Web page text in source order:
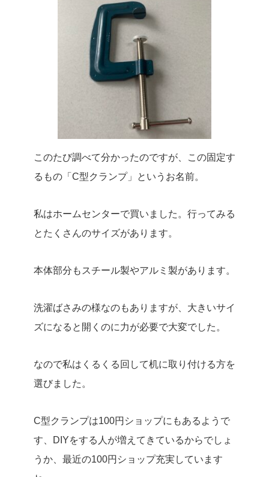
このたび調べて分かったのですが、この固定す
るもの「C型クランプ」というお名前。
私はホームセンターで買いました。行ってみる
とたくさんのサイズがあります。
本体部分もスチール製やアルミ製があります。
洗濯ばさみの様なのもありますが、大きいサイ
ズになると開くのに力が必要で大変でした。
なので私はくるくる回して机に取り付ける方を
選びました。
C型クランプは100円ショップにもあるようで
す、DIYをする人が増えてきているからでしょ
うか、最近の100円ショップ充実しています